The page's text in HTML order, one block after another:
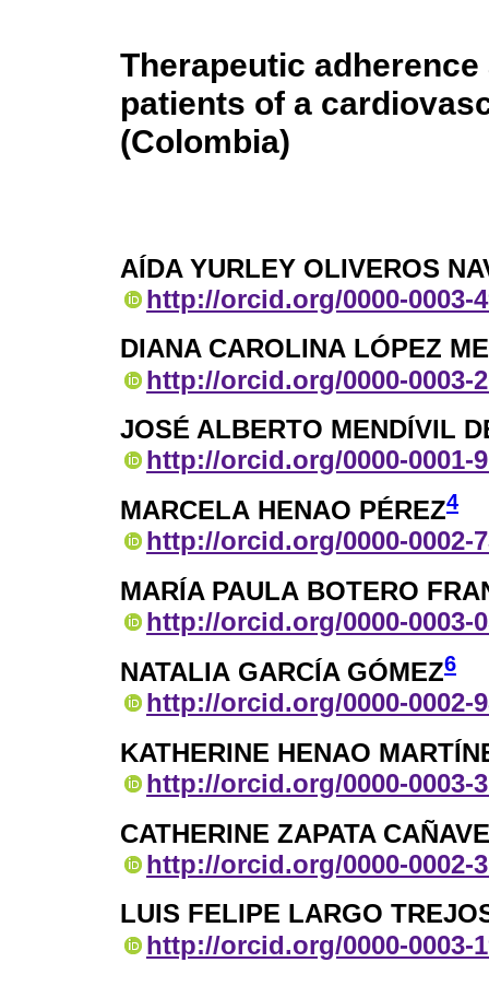
Therapeutic
patients of a
(Colombia)
AÍDA YURLEY OLIVEROS
http://orcid.org/0000-0003-
DIANA CAROLINA LÓPEZ
http://orcid.org/0000-0003-
JOSÉ ALBERTO MENDÍVIL
http://orcid.org/0000-0001-
MARCELA HENAO PÉREZ4
http://orcid.org/0000-0002-
MARÍA PAULA BOTERO
http://orcid.org/0000-0003-
NATALIA GARCÍA GÓMEZ6
http://orcid.org/0000-0002-
KATHERINE HENAO
http://orcid.org/0000-0003-
CATHERINE ZAPATA
http://orcid.org/0000-0002-
LUIS FELIPE LARGO
http://orcid.org/0000-0003-